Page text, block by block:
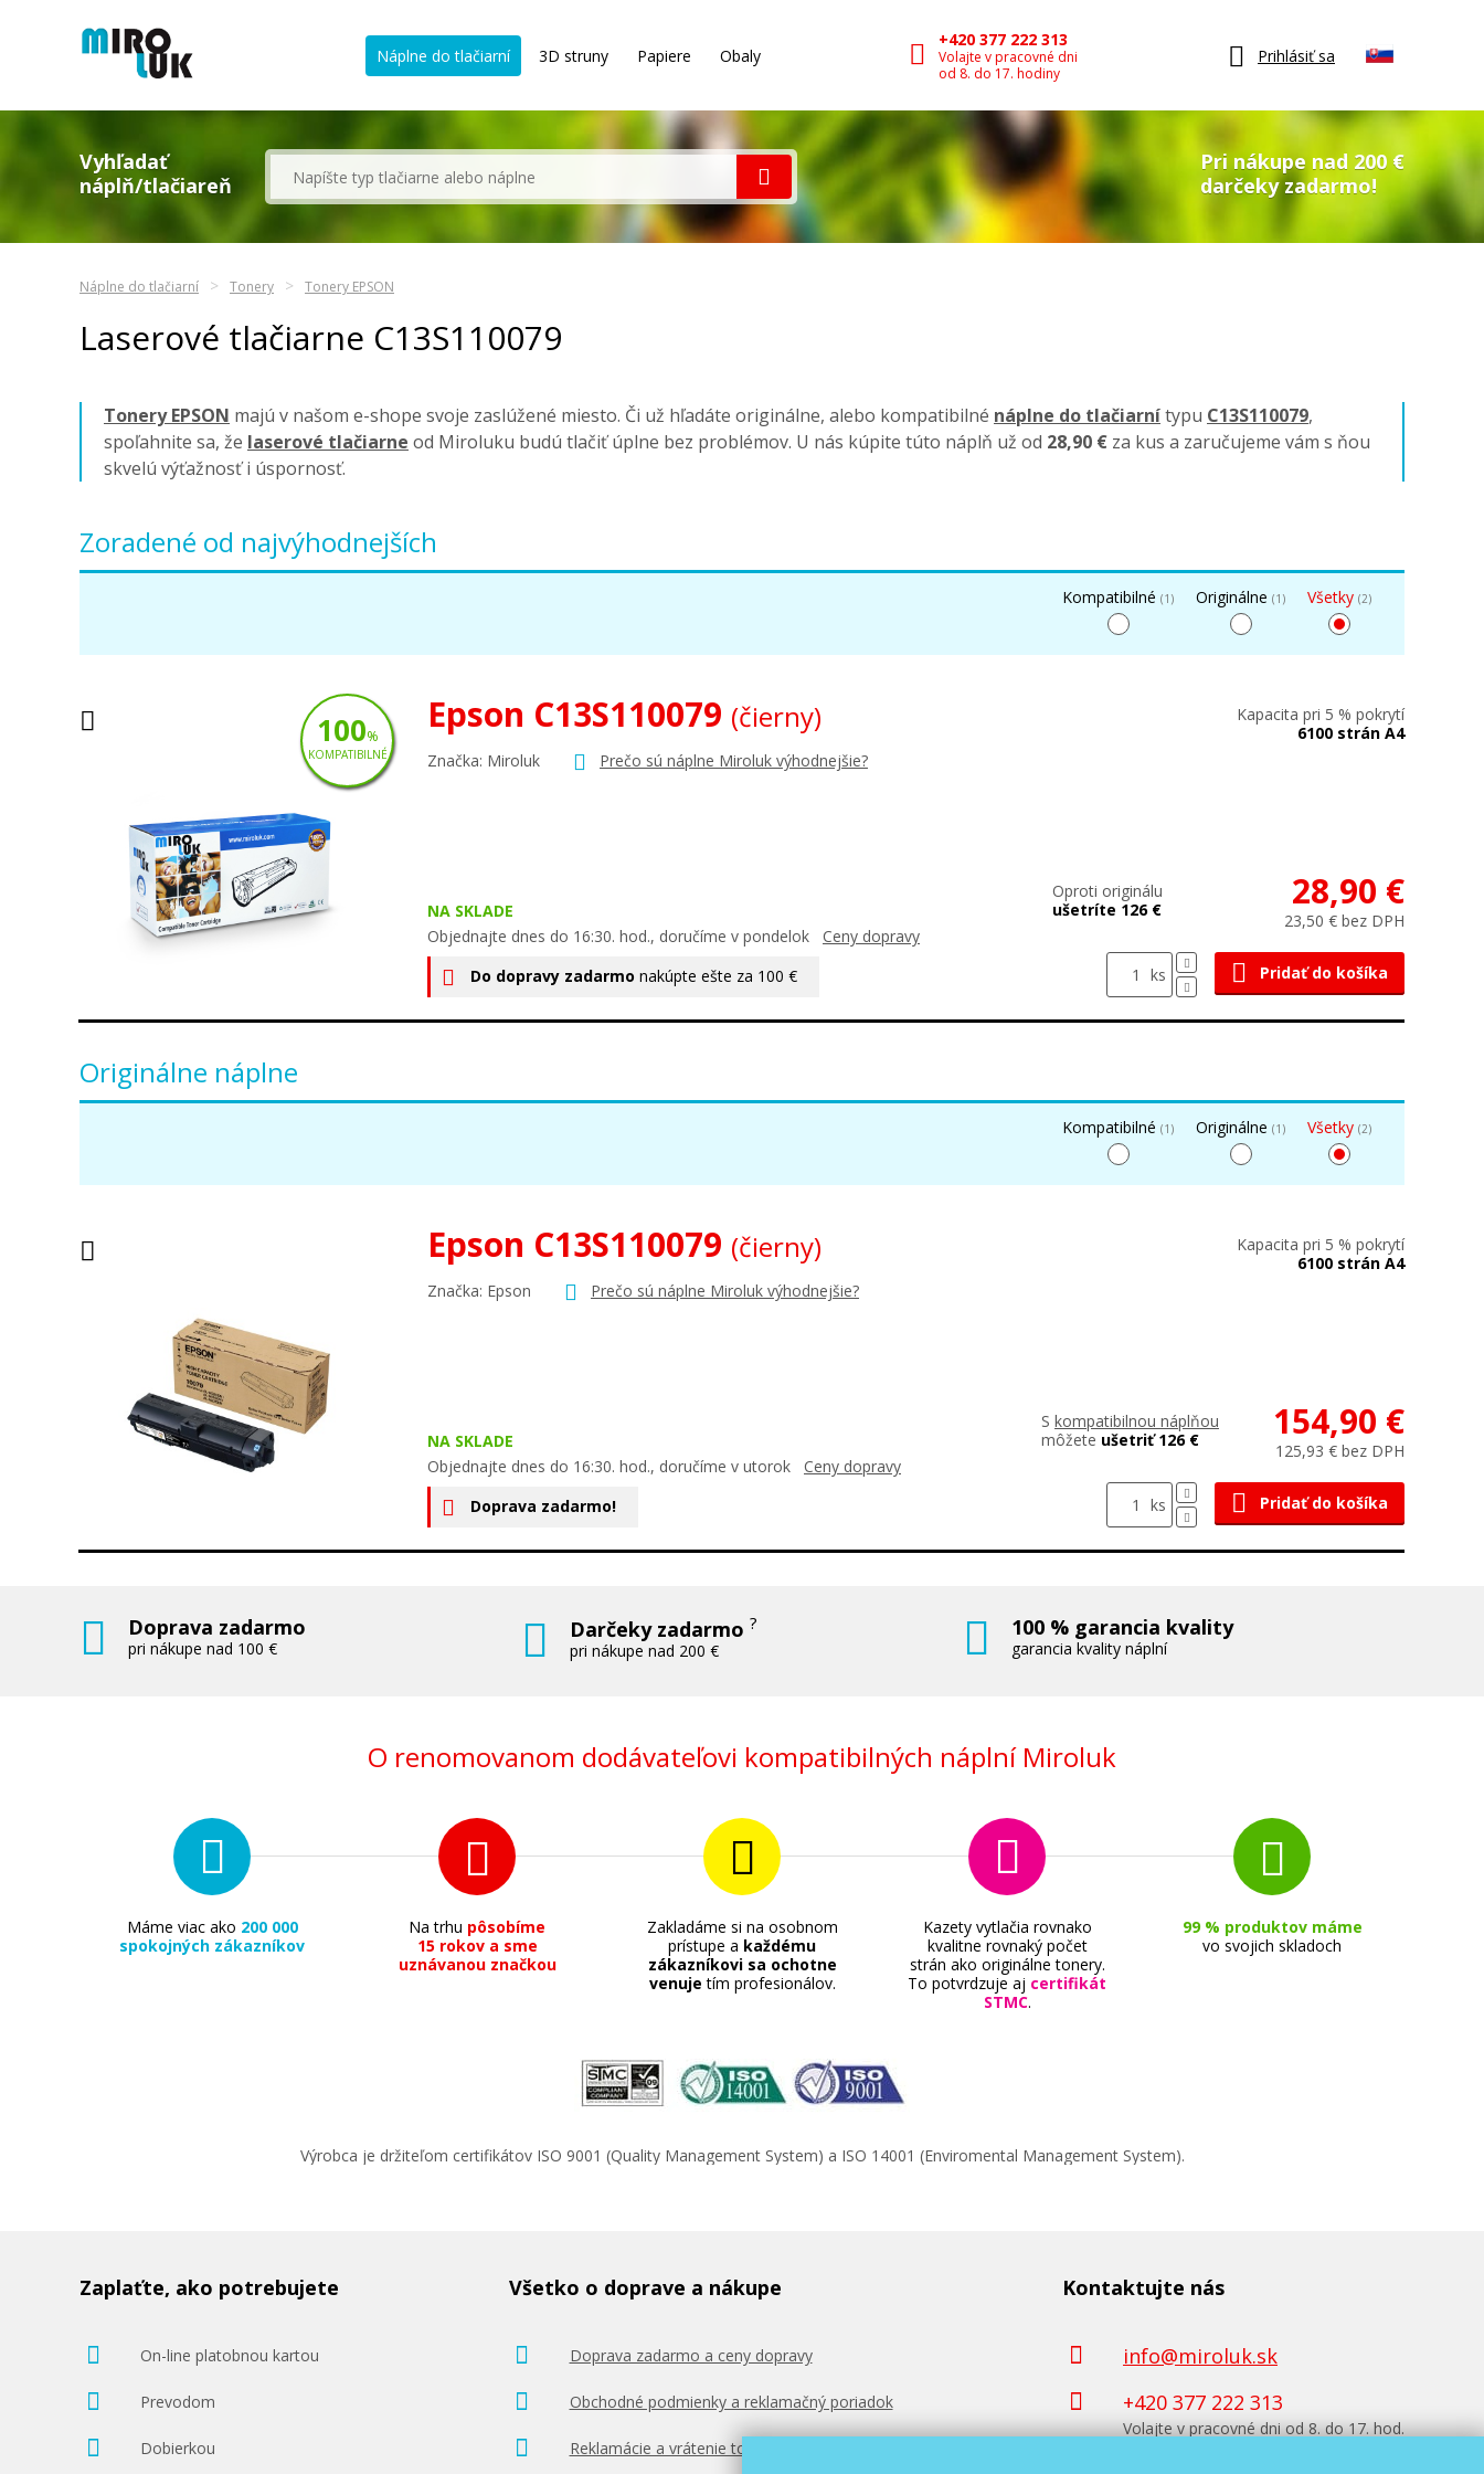
Náplne do tlačiarní 3D struny Papiere Obaly
+420 377 222 313
Volajte v pracovné dni
od 8. do 17. hodiny
Prihlásiť sa
Vyhľadať
náplň/tlačiareň
Pri nákupe nad 200 €
darčeky zadarmo!
Náplne do tlačiarní Tonery Tonery EPSON
Laserové tlačiarne C13S110079
Tonery EPSON majú v našom e-shope svoje zaslúžené miesto. Či už hľadáte originálne, alebo kompatibilné náplne do tlačiarnítypu C13S110079,
spoľahnite sa, že laserové tlačiarne od Miroluku budú tlačiť úplne bez problémov. U nás kúpite túto náplň už od 28,90 € za kus a zaručujeme vám s ňou
skvelú výťažnosť i úspornosť.
Zoradené od najvýhodnejších
Kompatibilné (1) Originálne (1) Všetky (2)
Epson C13S110079 (čierny)
Značka: Miroluk Prečo sú náplne Miroluk výhodnejšie?
NA SKLADE
Objednajte dnes do 16:30. hod., doručíme v pondelok Ceny dopravy
Do dopravy zadarmo nakúpte ešte za 100 €
Kapacita pri 5 % pokrytí
6100 strán A4
Oproti originálu
ušetríte 126 €
28,90 €
23,50 € bez DPH
ks Pridať do košíka
100%
KOMPATIBILNÉ
Originálne náplne
Kompatibilné (1) Originálne (1) Všetky (2)
Epson C13S110079 (čierny)
Značka: Epson Prečo sú náplne Miroluk výhodnejšie?
NA SKLADE
Objednajte dnes do 16:30. hod., doručíme v utorok Ceny dopravy
Doprava zadarmo!
Kapacita pri 5 % pokrytí
6100 strán A4
S kompatibilnou náplňou
môžete ušetriť 126 € 154,90 €
125,93 € bez DPH
ks Pridať do košíka
Doprava zadarmo
pri nákupe nad 100 €
Darčeky zadarmo?
pri nákupe nad 200 €
100 % garancia kvality
garancia kvality náplní
O renomovanom dodávateľovi kompatibilných náplní Miroluk
Máme viac ako 200 000
spokojných zákazníkov
Na trhu pôsobíme
15 rokov a sme
uznávanou značkou
Zakladáme si na osobnom
prístupe a každému
zákazníkovi sa ochotne
venuje tím profesionálov.
Kazety vytlačia rovnako
kvalitne rovnaký počet
strán ako originálne tonery.
To potvrdzuje aj certifikát
STMC.
99 % produktov máme
vo svojich skladoch
Výrobca je držiteľom certifikátov ISO 9001 (Quality Management System) a ISO 14001 (Enviromental Management System).
Zaplaťte, ako potrebujete
On-line platobnou kartou
Prevodom
Dobierkou
Všetko o doprave a nákupe
Doprava zadarmo a ceny dopravy
Obchodné podmienky a reklamačný poriadok
Reklamácie a vrátenie tovaru
Kontaktujte nás
info@miroluk.sk
+420 377 222 313
Volajte v pracovné dni od 8. do 17. hod.